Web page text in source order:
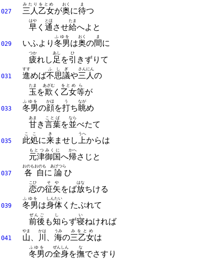
027 三人
みたり
乙女
をとめ
が奥
おく
に待
ま
つ
早
はや
く 通
とほ
させ給
たま
へよと
029 いふより冬男
ふゆを
は奥
おく
の間
ま
に
疲
つか
れし 足
あし
を引
ひ
きずりて
031 進
すす
めば不思議
ふしぎ
や三
さん
人
にん
の
玉
たま
を欺
あざむ
く 乙女
をとめ
等
ら
が
033 冬男
ふゆを
の顔
かほ
を打
う
ち 眺
なが
め
甘
あま
き言葉
ことば
を並
なら
べたて
035 此処
ここ
に来
き
ませし 上
うへ
からは
元津
もとつ
御国
みくに
へ帰
かへ
さじと
037 各自
おのもおのも
に 論
あげつら
ひ
恋
こひ
の征矢
そや
をば放
はな
ちける
039 冬男
ふゆを
は身体
しんたい
くたぶれて
前後
ぜんご
も知
し
らず寝
い
ねければ
041 山
やま
川
かは
、海
うみ
の三乙女
みをとめ
は
冬男
ふゆを
の全身
ぜんしん
を撫
な
でさすり